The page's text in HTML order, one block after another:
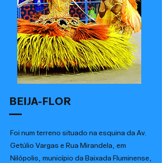
BEIJA-FLOR
Foi num terreno situado na esquina da Av.
Getúlio Vargas e Rua Mirandela, em
Nilópolis, município da Baixada Fluminense,